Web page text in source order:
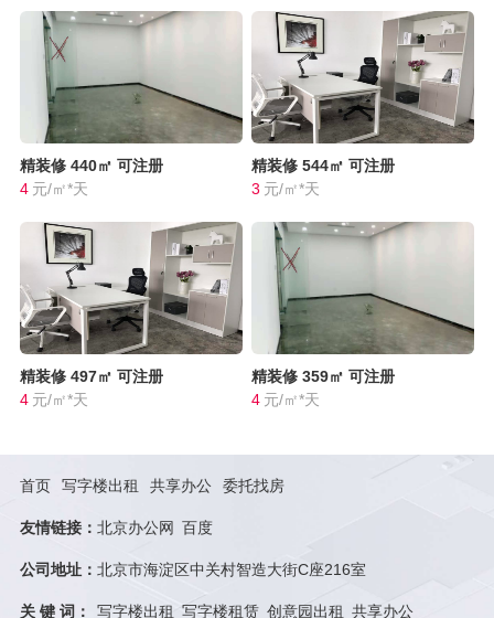
精装修 440㎡ 可注册
4 元/㎡*天
精装修 544㎡ 可注册
3 元/㎡*天
精装修 497㎡ 可注册
4 元/㎡*天
精装修 359㎡ 可注册
4 元/㎡*天
首页 写字楼出租 共享办公 委托找房
友情链接： 北京办公网 百度
公司地址： 北京市海淀区中关村智造大街C座216室
关 键 词： 写字楼出租 写字楼租赁 创意园出租 共享办公